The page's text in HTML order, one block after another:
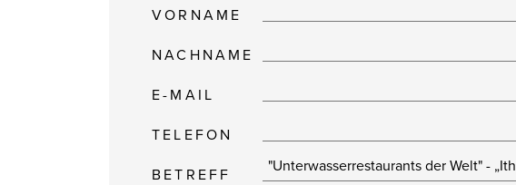
VORNAME
NACHNAME
E-MAIL
TELEFON
BETREFF